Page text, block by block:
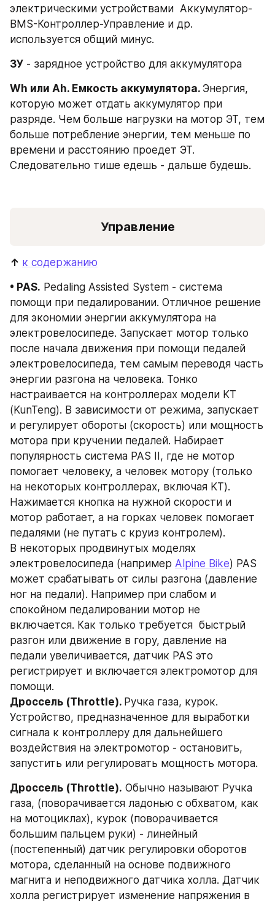
электрическими устройствами  Аккумулятор-
BMS-Контроллер-Управление и др.
используется общий минус.
ЗУ - зарядное устройство для аккумулятора
Wh или Ah. Емкость аккумулятора. Энергия,
которую может отдать аккумулятор при
разряде. Чем больше нагрузки на мотор ЭТ, тем
больше потребление энергии, тем меньше по
времени и расстоянию проедет ЭТ.
Следовательно тише едешь - дальше будешь.
Управление
↑ к содержанию
• PAS. Pedaling Assisted System - система
помощи при педалировании. Отличное решение
для экономии энергии аккумулятора на
электровелосипеде. Запускает мотор только
после начала движения при помощи педалей
электровелосипеда, тем самым переводя часть
энергии разгона на человека. Тонко
настраивается на контроллерах модели KT
(KunTeng). В зависимости от режима, запускает
и регулирует обороты (скорость) или мощность
мотора при кручении педалей. Набирает
популярность система PAS II, где не мотор
помогает человеку, а человек мотору (только
на некоторых контроллерах, включая KT).
Нажимается кнопка на нужной скорости и
мотор работает, а на горках человек помогает
педалями (не путать с круиз контролем).
В некоторых продвинутых моделях
электровелосипеда (например Alpine Bikе) PAS
может срабатывать от силы разгона (давление
ног на педали). Например при слабом и
спокойном педалировании мотор не
включается. Как только требуется  быстрый
разгон или движение в гору, давление на
педали увеличивается, датчик PAS это
регистрирует и включается электромотор для
помощи.
Дроссель (Throttle). Ручка газа, курок.
Устройство, предназначенное для выработки
сигнала к контроллеру для дальнейшего
воздействия на электромотор - остановить,
запустить или регулировать мощность мотора.
Дроссель (Throttle). Обычно называют Ручка
газа, (поворачивается ладонью с обхватом, как
на мотоциклах), курок (поворачивается
большим пальцем руки) - линейный
(постепенный) датчик регулировки оборотов
мотора, сделанный на основе подвижного
магнита и неподвижного датчика холла. Датчик
холла регистрирует изменение напряжения в